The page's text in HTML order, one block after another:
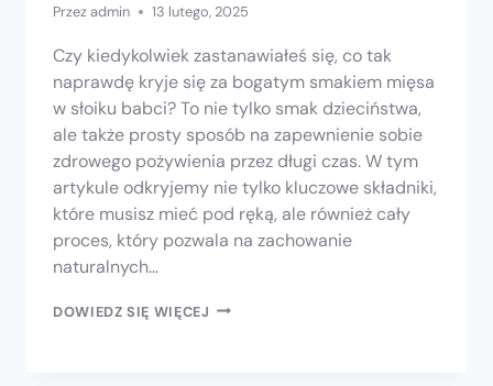
Przezadmin 13 lutego, 2025
Czy kiedykolwiek zastanawiałeś się, co tak
naprawdę kryje się za bogatym smakiem mięsa
w słoiku babci? To nie tylko smak dzieciństwa,
ale także prosty sposób na zapewnienie sobie
zdrowego pożywienia przez długi czas. W tym
artykule odkryjemy nie tylko kluczowe składniki,
które musisz mieć pod ręką, ale również cały
proces, który pozwala na zachowanie
naturalnych…
DOWIEDZ SIĘ WIĘCEJ